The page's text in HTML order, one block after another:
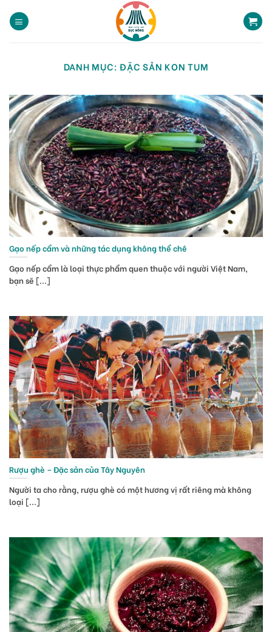
DANH MỤC:ĐẶC SẢN KON TUM
Gạo nếp cẩm và những tác dụng không thể chê
Gạo nếp cẩm là loại thực phẩm quen thuộc với người Việt Nam,
bạn sẽ [...]
Rượu ghè – Đặc sản của Tây Nguyên
Người ta cho rằng, rượu ghè có một hương vị rất riêng mà không
loại [...]